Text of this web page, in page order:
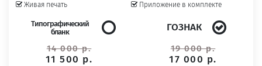
Живая печать
Приложение в комплекте
Типографический
бланк
14 000 р.
11 500 р.
ГОЗНАК
19 000 р.
17 000 р.